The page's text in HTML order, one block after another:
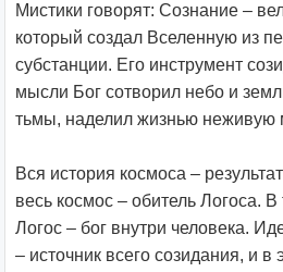
Мистики говорят: Сознание –
который создал Вселенную из
субстанции. Его инструмент
мысли Бог сотворил небо и
тьмы, наделил жизнью неживую
Вся история космоса –
весь космос – обитель Логоса.
Логос – бог внутри человека.
– источник всего созидания, и